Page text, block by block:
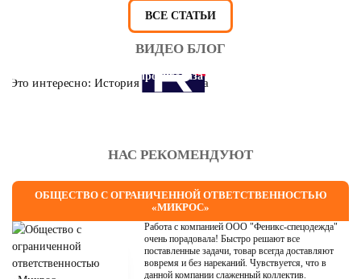
ВСЕ СТАТЬИ
ВИДЕО БЛОГ
Это интересно: История противогаза
НАС РЕКОМЕНДУЮТ
ОБЩЕСТВО С ОГРАНИЧЕННОЙ ОТВЕТСТВЕННОСТЬЮ
«МИКРОС»
Работа с компанией ООО "Феникс-спецодежда"
очень порадовала! Быстро решают все
поставленные задачи, товар всегда доставляют
вовремя и без нареканий. Чувствуется, что в
данной компании слаженный коллектив.